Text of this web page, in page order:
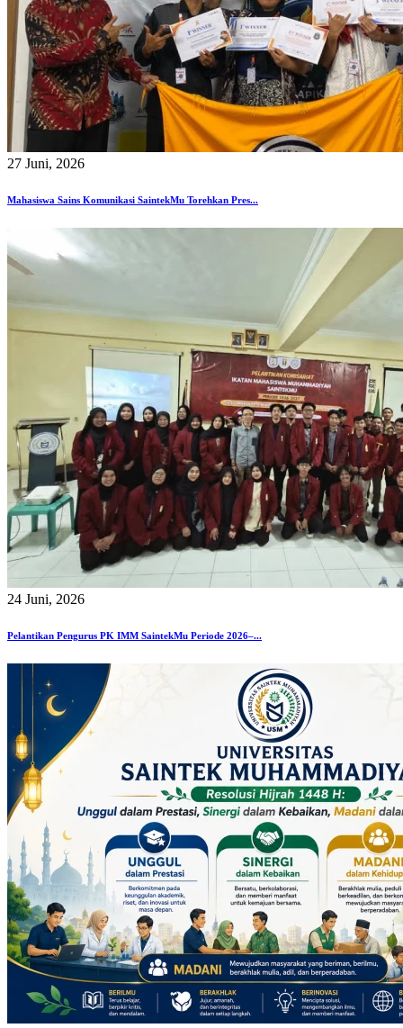
27 Juni, 2026
Mahasiswa Sains Komunikasi SaintekMu Torehkan Pres...
24 Juni, 2026
Pelantikan Pengurus PK IMM SaintekMu Periode 2026–...